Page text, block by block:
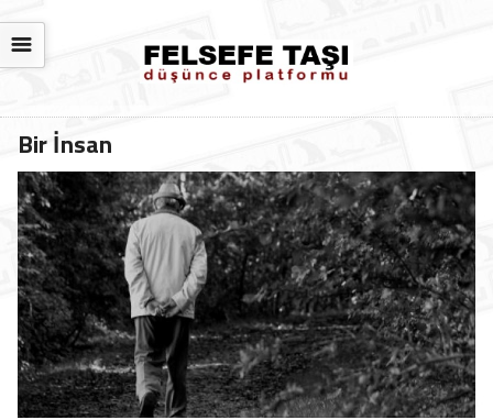
☰
Bir İnsan